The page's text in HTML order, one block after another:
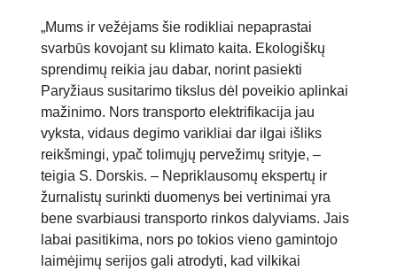
„Mums ir vežėjams šie rodikliai nepaprastai
svarbūs kovojant su klimato kaita. Ekologiškų
sprendimų reikia jau dabar, norint pasiekti
Paryžiaus susitarimo tikslus dėl poveikio aplinkai
mažinimo. Nors transporto elektrifikacija jau
vyksta, vidaus degimo varikliai dar ilgai išliks
reikšmingi, ypač tolimųjų pervežimų srityje, –
teigia S. Dorskis. – Nepriklausomų ekspertų ir
žurnalistų surinkti duomenys bei vertinimai yra
bene svarbiausi transporto rinkos dalyviams. Jais
labai pasitikima, nors po tokios vieno gamintojo
laimėjimų serijos gali atrodyti, kad vilkikai